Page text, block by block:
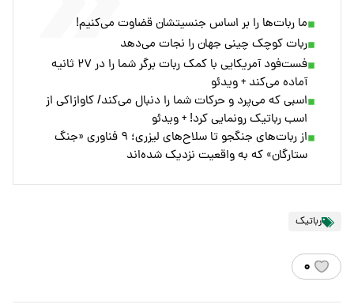
ما ربات‌ها را بر اساس جنسیتشان قضاوت می‌کنیم!
ربات کوچک چینی جهان را نجات می‌دهد
فست‌فود آمریکایی با کمک ربات برگر شما را در ۲۷ ثانیه
آماده می‌کند + ویدئو
اسبی که می‌پرد و حرکات شما را دنبال می‌کند/ کاوازاکی از
اسب رباتیک رونمایی کرد! + ویدئو
از ربات‌های جنگجو تا سلاح‌های لیزری؛ ۹ فناوری «جنگ
ستارگان» که به واقعیت نزدیک شده‌اند
رباتیک
۰